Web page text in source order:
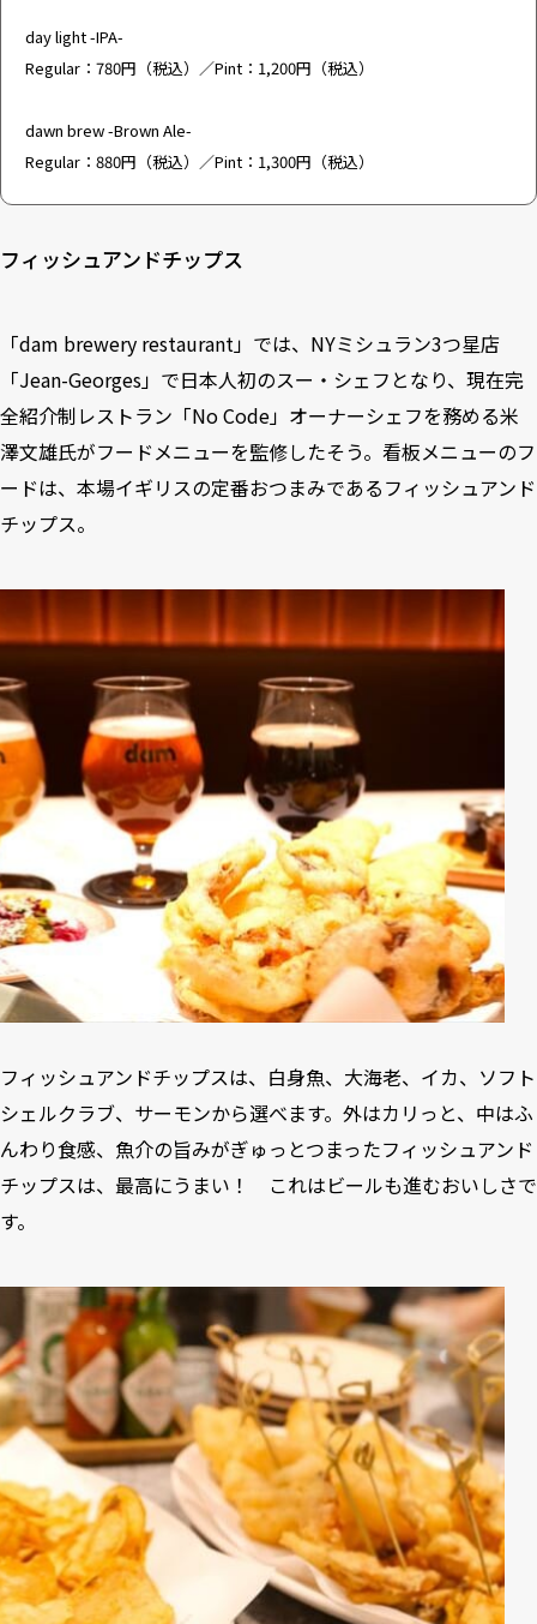
day light -IPA-
Regular：780円（税込）／Pint：1,200円（税込）
dawn brew -Brown Ale-
Regular：880円（税込）／Pint：1,300円（税込）
フィッシュアンドチップス
「dam brewery restaurant」では、NYミシュラン3つ星店
「Jean-Georges」で日本人初のスー・シェフとなり、現在完
全紹介制レストラン「No Code」オーナーシェフを務める米
澤文雄氏がフードメニューを監修したそう。看板メニューのフ
ードは、本場イギリスの定番おつまみであるフィッシュアンド
チップス。
フィッシュアンドチップスは、白身魚、大海老、イカ、ソフト
シェルクラブ、サーモンから選べます。外はカリっと、中はふ
んわり食感、魚介の旨みがぎゅっとつまったフィッシュアンド
チップスは、最高にうまい！ これはビールも進むおいしさで
す。